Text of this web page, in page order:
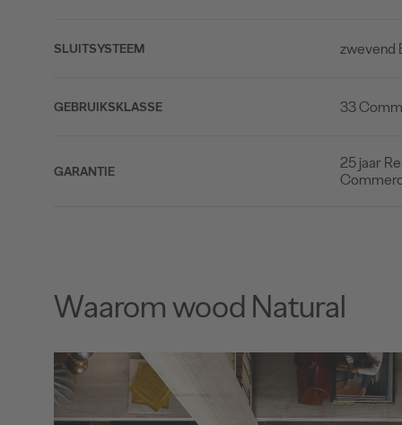
SLUITSYSTEEM zwevend
GEBRUIKSKLASSE 33
GARANTIE
25 jaar
Waarom wood Natural